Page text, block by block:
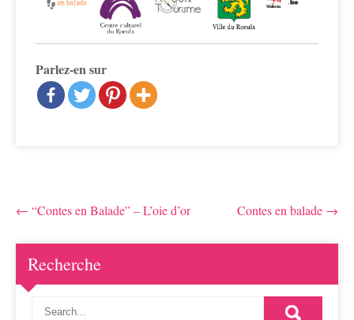
Parlez-en sur
navigation
← “Contes en Balade” – L’oie d’or Contes en balade →
Recherche